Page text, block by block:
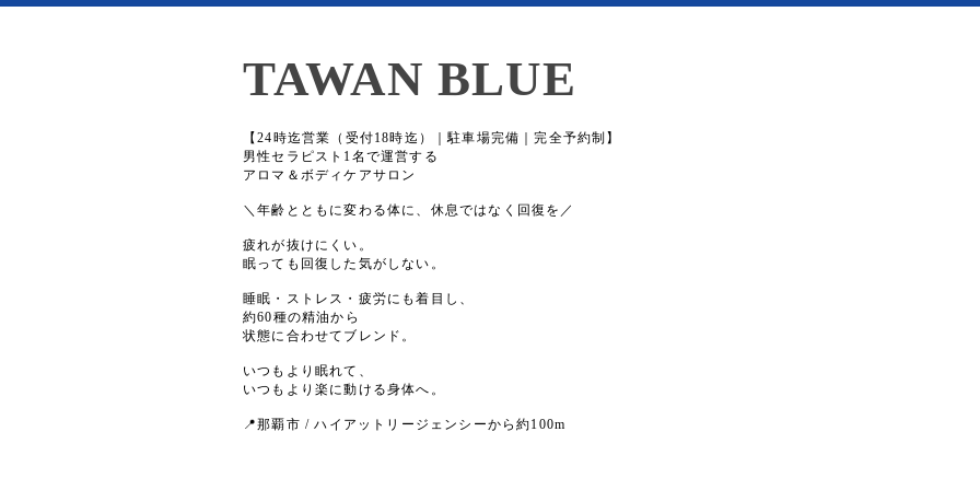
TAWAN BLUE
【24時迄営業（受付18時迄）｜駐車場完備｜完全予約制】
男性セラピスト1名で運営する
アロマ＆ボディケアサロン
＼年齢とともに変わる体に、休息ではなく回復を／
疲れが抜けにくい。
眠っても回復した気がしない。
睡眠・ストレス・疲労にも着目し、
約60種の精油から
状態に合わせてブレンド。
いつもより眠れて、
いつもより楽に動ける身体へ。
📍那覇市 / ハイアットリージェンシーから約100m